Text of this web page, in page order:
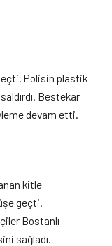
Polisin plastik
Bestekar
devam etti.
kitle
geçti.
Bostanlı
sağladı.